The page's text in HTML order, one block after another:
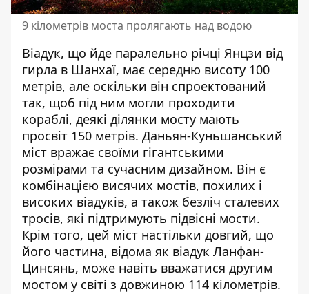
9 кілометрів моста пролягають над водою
Віадук, що йде паралельно річці Янцзи від
гирла в Шанхаї, має середню висоту 100
метрів, але оскільки він спроектований
так, щоб під ним могли проходити
кораблі, деякі ділянки мосту мають
просвіт 150 метрів. Даньян-Куньшанський
міст вражає своїми гігантськими
розмірами та сучасним дизайном. Він є
комбінацією висячих мостів, похилих і
високих віадуків, а також безліч сталевих
тросів, які підтримують підвісні мости.
Крім того, цей міст настільки довгий, що
його частина, відома як віадук Ланфан-
Цинсянь, може навіть вважатися другим
мостом у світі з довжиною 114 кілометрів.